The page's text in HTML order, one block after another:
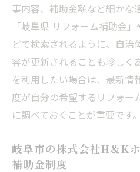
岐阜市 トイレ リフ
使い方
お風呂リフォーム
ント
株式会社H＆Kホー
改修事例
ーム
実際に補助金を活か
事内容、補助金額など細かな
「岐阜県 リフォーム補助金
どで検索されるように、自治
容が更新されることも珍しく
を利用したい場合は、最新情
度が自分の希望するリフォー
に調べておくことが重要です。
岐阜市の株式会社H＆K
補助金制度